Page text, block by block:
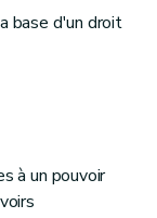
base d'un droit
à un pouvoir